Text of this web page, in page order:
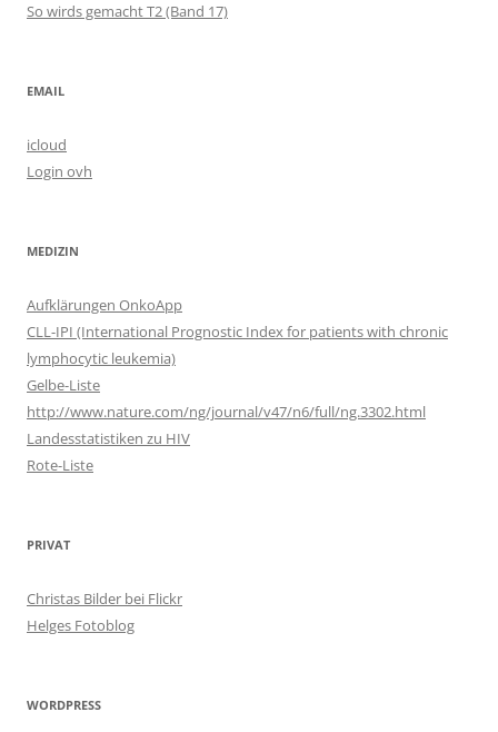
So wirds gemacht T2 (Band 17)
EMAIL
icloud
Login ovh
MEDIZIN
Aufklärungen OnkoApp
CLL-IPI (International Prognostic Index for patients with chronic
lymphocytic leukemia)
Gelbe-Liste
http://www.nature.com/ng/journal/v47/n6/full/ng.3302.html
Landesstatistiken zu HIV
Rote-Liste
PRIVAT
Christas Bilder bei Flickr
Helges Fotoblog
WORDPRESS